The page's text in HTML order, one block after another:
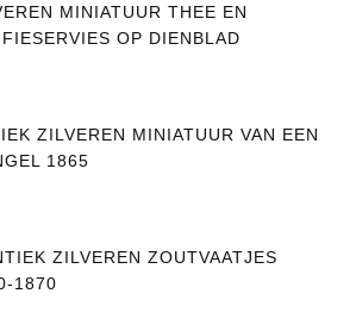
MINIATUUR THEE EN
OP DIENBLAD
ZILVEREN MINIATUUR VAN EEN
1865
ZILVEREN ZOUTVAATJES
1870